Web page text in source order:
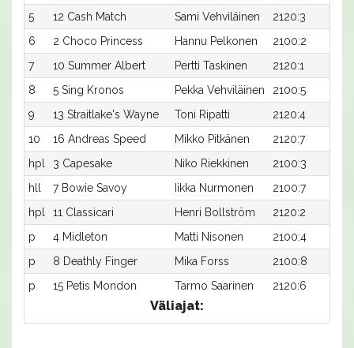
5
12 Cash Match Sami Vehviläinen 2120:3
6
2 Choco Princess Hannu Pelkonen 2100:2
7
10 Summer Albert Pertti Taskinen 2120:1
8
5 Sing Kronos Pekka Vehviläinen 2100:5
9
13 Straitlake's Wayne Toni Ripatti 2120:4
10
16 Andreas Speed Mikko Pitkänen 2120:7
hpl
3 Capesake Niko Riekkinen 2100:3
hll
7 Bowie Savoy Iikka Nurmonen 2100:7
hpl
11 Classicari Henri Bollström 2120:2
p
4 Midleton Matti Nisonen 2100:4
p
8 Deathly Finger Mika Forss 2100:8
p
15 Petis Mondon Tarmo Saarinen 2120:6
Väliajat: